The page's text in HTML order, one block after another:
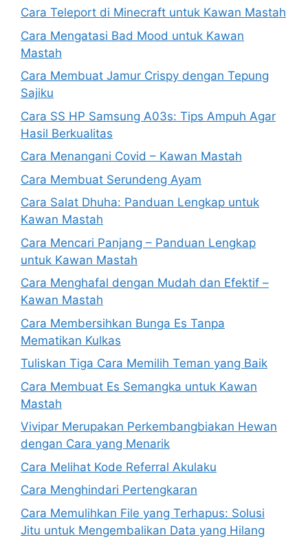
Cara Teleport di Minecraft untuk Kawan Mastah
Cara Mengatasi Bad Mood untuk Kawan
Mastah
Cara Membuat Jamur Crispy dengan Tepung
Sajiku
Cara SS HP Samsung A03s: Tips Ampuh Agar
Hasil Berkualitas
Cara Menangani Covid – Kawan Mastah
Cara Membuat Serundeng Ayam
Cara Salat Dhuha: Panduan Lengkap untuk
Kawan Mastah
Cara Mencari Panjang – Panduan Lengkap
untuk Kawan Mastah
Cara Menghafal dengan Mudah dan Efektif –
Kawan Mastah
Cara Membersihkan Bunga Es Tanpa
Mematikan Kulkas
Tuliskan Tiga Cara Memilih Teman yang Baik
Cara Membuat Es Semangka untuk Kawan
Mastah
Vivipar Merupakan Perkembangbiakan Hewan
dengan Cara yang Menarik
Cara Melihat Kode Referral Akulaku
Cara Menghindari Pertengkaran
Cara Memulihkan File yang Terhapus: Solusi
Jitu untuk Mengembalikan Data yang Hilang